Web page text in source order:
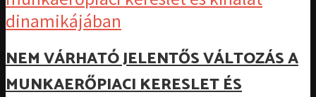
NEM VÁRHATÓ JELENTŐS VÁLTOZÁS A
MUNKAERŐPIACI KERESLET ÉS